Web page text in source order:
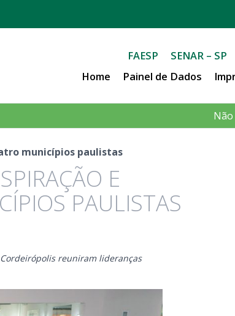
FAESP SENAR – SP
Home
Painel de Dados
municípios paulistas
E
PAULISTAS
Cordeirópolis reuniram lideranças